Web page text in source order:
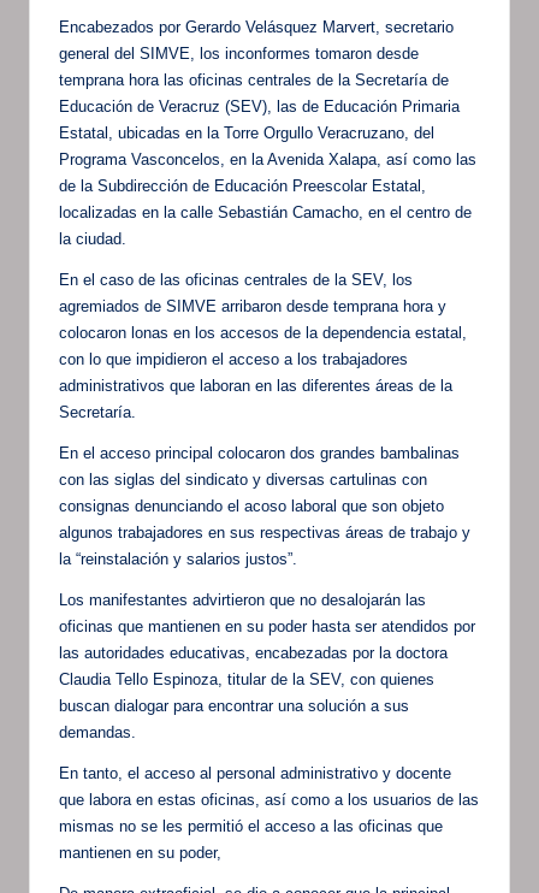
Encabezados por Gerardo Velásquez Marvert, secretario
general del SIMVE, los inconformes tomaron desde
temprana hora las oficinas centrales de la Secretaría de
Educación de Veracruz (SEV), las de Educación Primaria
Estatal, ubicadas en la Torre Orgullo Veracruzano, del
Programa Vasconcelos, en la Avenida Xalapa, así como las
de la Subdirección de Educación Preescolar Estatal,
localizadas en la calle Sebastián Camacho, en el centro de
la ciudad.
En el caso de las oficinas centrales de la SEV, los
agremiados de SIMVE arribaron desde temprana hora y
colocaron lonas en los accesos de la dependencia estatal,
con lo que impidieron el acceso a los trabajadores
administrativos que laboran en las diferentes áreas de la
Secretaría.
En el acceso principal colocaron dos grandes bambalinas
con las siglas del sindicato y diversas cartulinas con
consignas denunciando el acoso laboral que son objeto
algunos trabajadores en sus respectivas áreas de trabajo y
la “reinstalación y salarios justos”.
Los manifestantes advirtieron que no desalojarán las
oficinas que mantienen en su poder hasta ser atendidos por
las autoridades educativas, encabezadas por la doctora
Claudia Tello Espinoza, titular de la SEV, con quienes
buscan dialogar para encontrar una solución a sus
demandas.
En tanto, el acceso al personal administrativo y docente
que labora en estas oficinas, así como a los usuarios de las
mismas no se les permitió el acceso a las oficinas que
mantienen en su poder,